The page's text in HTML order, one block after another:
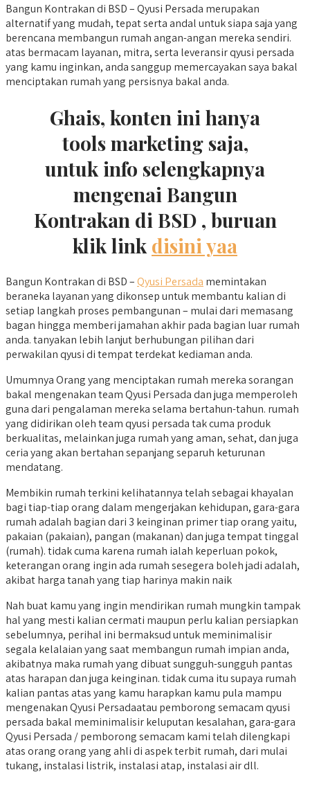
Bangun Kontrakan di BSD – Qyusi Persada merupakan
alternatif yang mudah, tepat serta andal untuk siapa saja yang
berencana membangun rumah angan-angan mereka sendiri.
atas bermacam layanan, mitra, serta leveransir qyusi persada
yang kamu inginkan, anda sanggup memercayakan saya bakal
menciptakan rumah yang persisnya bakal anda.
Ghais, konten ini hanya
tools marketing saja,
untuk info selengkapnya
mengenai Bangun
Kontrakan di BSD , buruan
klik link disini yaa
Bangun Kontrakan di BSD –Qyusi Persada memintakan
beraneka layanan yang dikonsep untuk membantu kalian di
setiap langkah proses pembangunan – mulai dari memasang
bagan hingga memberi jamahan akhir pada bagian luar rumah
anda. tanyakan lebih lanjut berhubungan pilihan dari
perwakilan qyusi di tempat terdekat kediaman anda.
Umumnya Orang yang menciptakan rumah mereka sorangan
bakal mengenakan team Qyusi Persada dan juga memperoleh
guna dari pengalaman mereka selama bertahun-tahun. rumah
yang didirikan oleh team qyusi persada tak cuma produk
berkualitas, melainkan juga rumah yang aman, sehat, dan juga
ceria yang akan bertahan sepanjang separuh keturunan
mendatang.
Membikin rumah terkini kelihatannya telah sebagai khayalan
bagi tiap-tiap orang dalam mengerjakan kehidupan, gara-gara
rumah adalah bagian dari 3 keinginan primer tiap orang yaitu,
pakaian (pakaian), pangan (makanan) dan juga tempat tinggal
(rumah). tidak cuma karena rumah ialah keperluan pokok,
keterangan orang ingin ada rumah sesegera boleh jadi adalah,
akibat harga tanah yang tiap harinya makin naik
Nah buat kamu yang ingin mendirikan rumah mungkin tampak
hal yang mesti kalian cermati maupun perlu kalian persiapkan
sebelumnya, perihal ini bermaksud untuk meminimalisir
segala kelalaian yang saat membangun rumah impian anda,
akibatnya maka rumah yang dibuat sungguh-sungguh pantas
atas harapan dan juga keinginan. tidak cuma itu supaya rumah
kalian pantas atas yang kamu harapkan kamu pula mampu
mengenakan Qyusi Persadaatau pemborong semacam qyusi
persada bakal meminimalisir keluputan kesalahan, gara-gara
Qyusi Persada / pemborong semacam kami telah dilengkapi
atas orang orang yang ahli di aspek terbit rumah, dari mulai
tukang, instalasi listrik, instalasi atap, instalasi air dll.